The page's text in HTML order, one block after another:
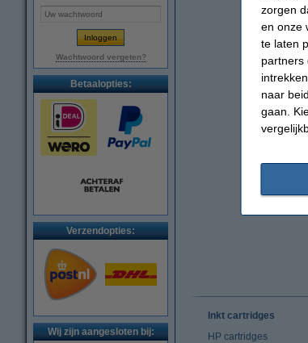
Wachtwoord vergeten?
Betaalopties:
Verzendopties:
Wij zijn aangesloten bij:
Inkt cartridges
HP cartridges
zorgen
en onze
te laten
partners
naar
gaan.